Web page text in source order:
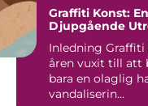
Graffiti Konst: En
Djupgående
Inledning
åren vuxit till att
bara en olaglig
vandaliserin...